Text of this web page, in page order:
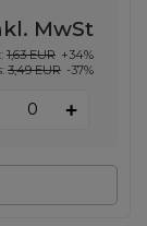
MwSt
1,63 EUR +34%
3,49 EUR -37%
+